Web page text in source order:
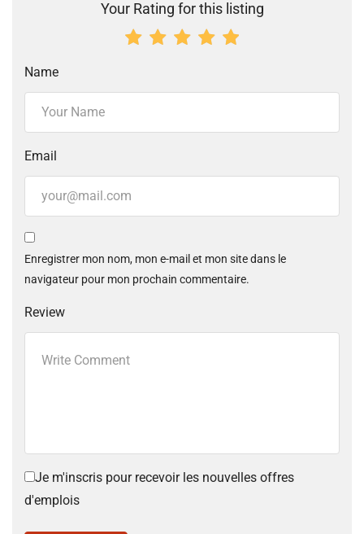
Your Rating for this listing
Name
Email
Enregistrer mon nom, mon e-mail et mon site dans le
navigateur pour mon prochain commentaire.
Review
Je m'inscris pour recevoir les nouvelles offres
d'emplois